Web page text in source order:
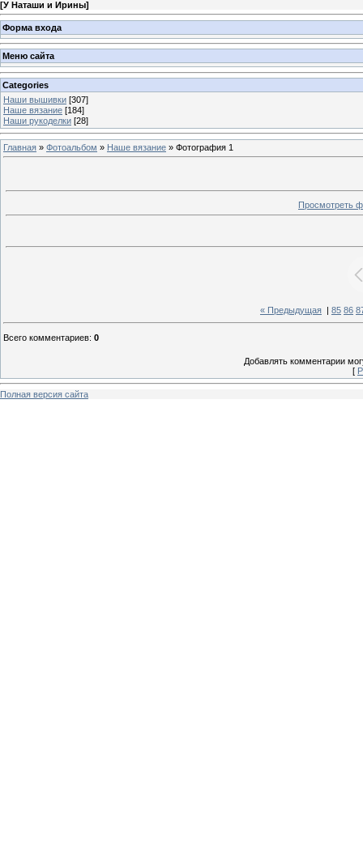
[У Наташи и Ирины]
Форма входа
Меню сайта
Categories
Наши вышивки [307]
Наше вязание [184]
Наши рукоделки [28]
Главная » Фотоальбом » Наше вязание » Фотография 1
Просмотреть
« Предыдущая 85 86
Всего комментариев: 0
Добавлять комментарии
[
Полная версия сайта